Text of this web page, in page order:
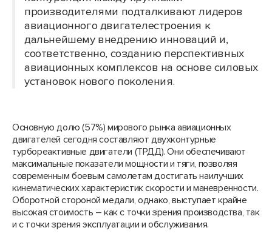
производителями подталкивают лидеров
авиационного двигателестроения к
дальнейшему внедрению инноваций и,
соответственно, созданию перспективных
авиационных комплексов на основе силовых
установок нового поколения.
Основную долю (57%) мирового рынка авиационных
двигателей сегодня составляют двухконтурные
турбореактивные двигатели (ТРДД). Они обеспечивают
максимальные показатели мощности и тяги, позволяя
современным боевым самолетам достигать наилучших
кинематических характеристик скорости и маневренности.
Оборотной стороной медали, однако, выступает крайне
высокая стоимость – как с точки зрения производства, так
и с точки зрения эксплуатации и обслуживания.